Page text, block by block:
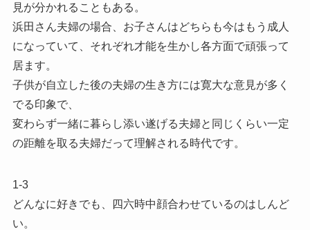
見が分かれることもある。
浜田さん夫婦の場合、お子さんはどちらも今はもう成人
になっていて、それぞれ才能を生かし各方面で頑張って
居ます。
子供が自立した後の夫婦の生き方には寛大な意見が多く
でる印象で、
変わらず一緒に暮らし添い遂げる夫婦と同じくらい一定
の距離を取る夫婦だって理解される時代です。
1-3
どんなに好きでも、四六時中顔合わせているのはしんど
い。